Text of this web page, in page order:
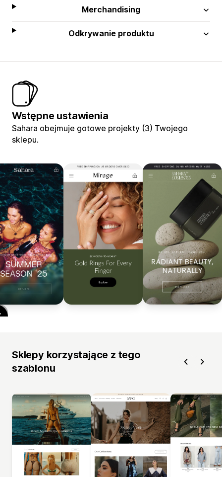
Merchandising
Odkrywanie produktu
Wstępne ustawienia
Sahara obejmuje gotowe projekty (3) Twojego
sklepu.
Sklepy korzystające z tego
szablonu